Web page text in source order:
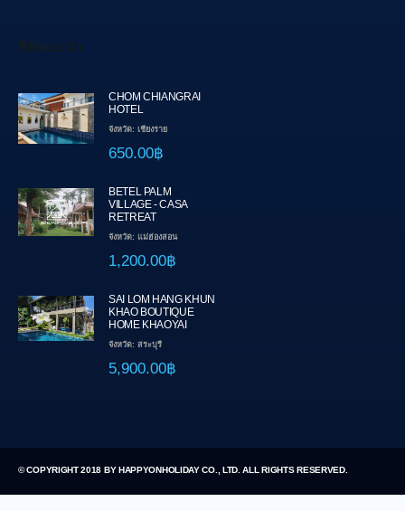
ที่พักแนะนำ
CHOM CHIANGRAI
HOTEL
จังหวัด: เชียงราย
650.00฿
BETEL PALM
VILLAGE - CASA
RETREAT
จังหวัด: แม่ฮ่องสอน
1,200.00฿
SAI LOM HANG KHUN
KHAO BOUTIQUE
HOME KHAOYAI
จังหวัด: สระบุรี
5,900.00฿
© COPYRIGHT 2018 BY HAPPYONHOLIDAY CO., LTD. ALL RIGHTS RESERVED.